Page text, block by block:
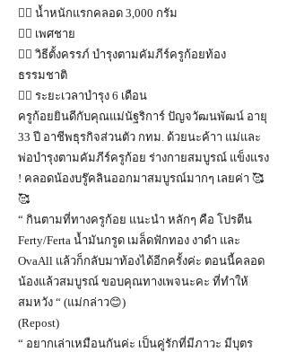
👉🏻 น้ำหนักแรกคลอด 3,000 กรัม
👉🏻 เพศชาย
👉🏻 วิธีตั้งครรภ์ บำรุงตามคัมภีร์ครูก้อยท้อง
ธรรมชาติ
👉🏻 ระยะเวลาบำรุง 6 เดือน
ครูก้อยยินดีกับคุณแม่นัฐริการ์ ปัญจวัฒนพัฒน์ อายุ
33 ปี อาชีพธุรกิจส่วนตัว กทม. ด้วยนะค้าา แม่และ
พ่อบำรุงตามคัมภีร์ครูก้อย ร่างกายสมบูรณ์ แข็งแรง
! คลอดน้องบรู๊คลินออกมาสมบูรณ์มากๆ เลยค่า 🥰
🥰
“ กินตามที่ทางครูก้อย แนะนำ หลักๆ คือ โปรตีน
Ferty/Ferta น้ำมันกรูด เมล็ดฟักทอง งาดำ และ
OvaAll แล้วก็กลับมาท้องได้อีกครั้งค่ะ ตอนนี้คลอด
น้องแล้วสมบูรณ์ ขอบคุณทางเพจนะคะ ที่ทำให้
สมหวัง “ (แม่กล่าว😊)
(Repost)
“ อยากเล่าเหมือนกันค่ะ เป็นคู่รักที่มีภาวะ มีบุตร